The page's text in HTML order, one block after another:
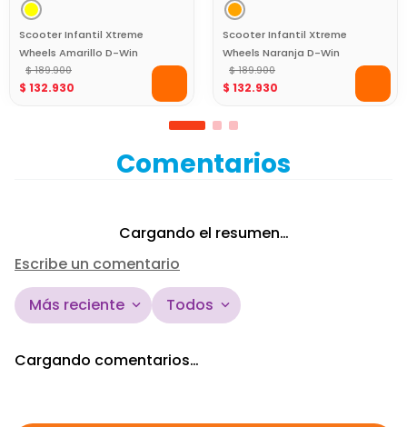
Scooter Infantil Xtreme
Wheels Amarillo D-Win
$ 189.900
$ 132.930
Scooter Infantil Xtreme
Wheels Naranja D-Win
$ 189.900
$ 132.930
Comentarios
Cargando el resumen…
Escribe un comentario
Más reciente Todos
Cargando comentarios…